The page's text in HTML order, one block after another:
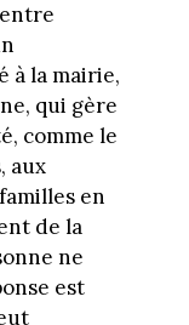
à la mairie,
qui gère
comme le
aux
en
de la
ne
est